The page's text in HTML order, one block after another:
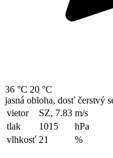
36 °C 20 °C
jasná obloha, dosť čerstvý
vietor
SZ, 7.83 m/s
tlak
1015
hPa
vlhkosť 21 %